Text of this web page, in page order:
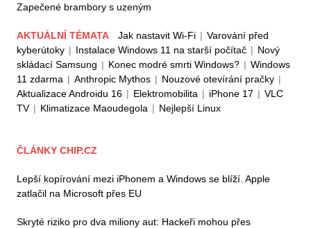
Zapečené brambory s uzeným
AKTUÁLNÍ TÉMATA Jak nastavit Wi-Fi | Varování před
kyberútoky | Instalace Windows 11 na starší počítač | Nový
skládací Samsung | Konec modré smrti Windows? | Windows
11 zdarma | Anthropic Mythos | Nouzové otevírání pračky |
Aktualizace Androidu 16 | Elektromobilita | iPhone 17 | VLC
TV | Klimatizace Maoudegola | Nejlepší Linux
ČLÁNKY CHIP.CZ
Lepší kopírování mezi iPhonem a Windows se blíží. Apple
zatlačil na Microsoft přes EU
Skryté riziko pro dva miliony aut: Hackeři mohou přes